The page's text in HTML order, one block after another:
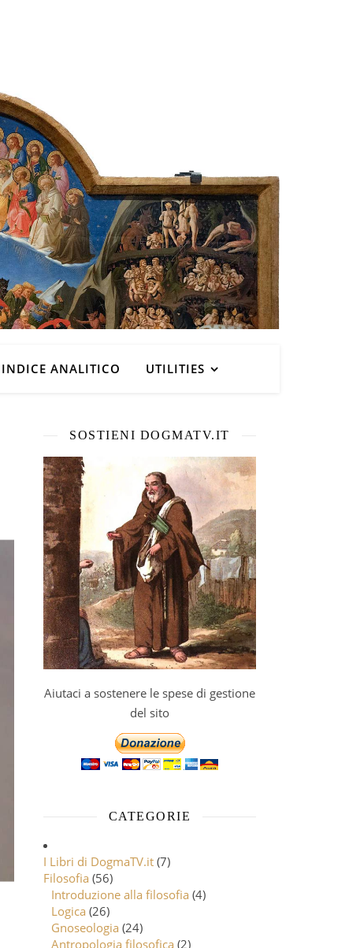
INDICE ANALITICO UTILITIES
SOSTIENI DOGMATV.IT
Aiutaci a sostenere le spese di gestione
del sito
CATEGORIE
I Libri di DogmaTV.it (7)
Filosofia (56)
Introduzione alla filosofia (4)
Logica (26)
Gnoseologia (24)
Antropologia filosofica (2)